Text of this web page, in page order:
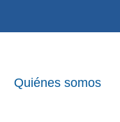
Quiénes somos